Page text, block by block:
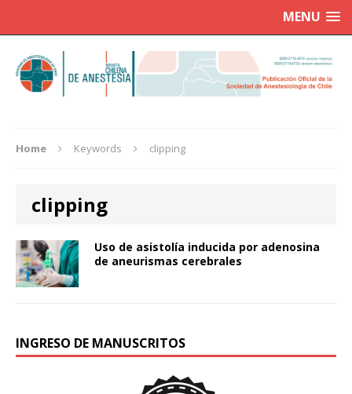
MENU
Home Keywords clipping
clipping
Uso de asistolía inducida por adenosina
de aneurismas cerebrales
INGRESO DE MANUSCRITOS